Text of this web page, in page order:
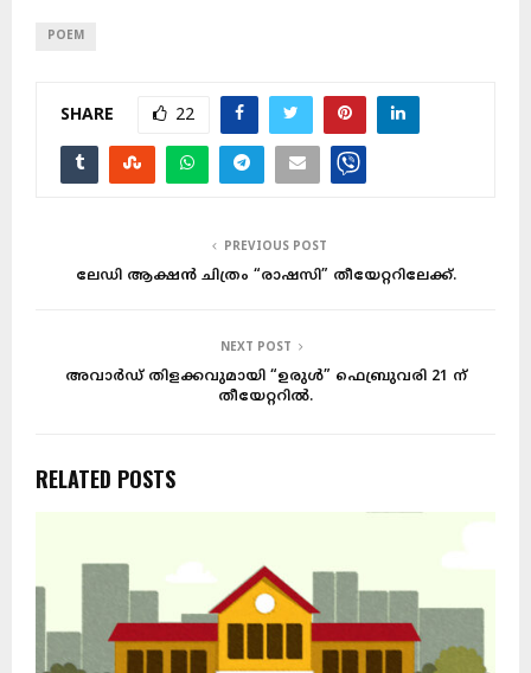
POEM
SHARE 22
PREVIOUS POST
ലേഡി ആക്ഷൻ ചിത്രം “രാഷസി” തീയേറ്ററിലേക്ക്.
NEXT POST
അവാർഡ് തിളക്കവുമായി “ഉരുൾ” ഫെബ്രുവരി 21 ന്
തീയേറ്ററിൽ.
RELATED POSTS